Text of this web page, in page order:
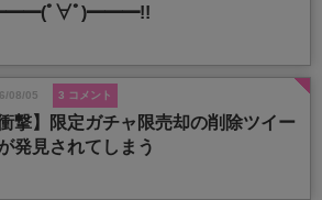
ﾟ∀ﾟ)━━━!!
08/05 3 コメント
衝撃】限定ガチャ限売却の削除ツイー
が発見されてしまう